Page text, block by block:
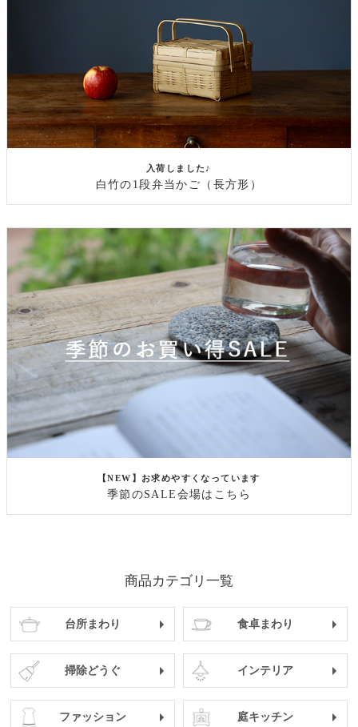
入荷しました♪
白竹の1段弁当かご（長方形）
【NEW】お求めやすくなっています
季節のSALE会場はこちら
商品カテゴリ一覧
台所まわり 食卓まわり
掃除どうぐ インテリア
ファッション 庭キッチン